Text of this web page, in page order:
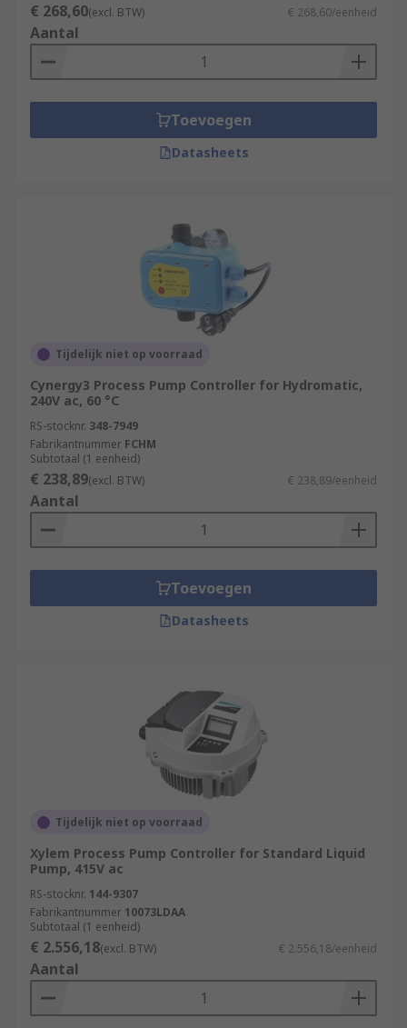
€ 268,60(excl. BTW) € 268,60/eenheid
Aantal
Toevoegen
Datasheets
Tijdelijk niet op voorraad
Cynergy3 Process Pump Controller for Hydromatic,
240V ac, 60 °C
RS-stocknr. 348-7949
Fabrikantnummer FCHM
Subtotaal (1 eenheid)
€ 238,89(excl. BTW) € 238,89/eenheid
Aantal
Toevoegen
Datasheets
Tijdelijk niet op voorraad
Xylem Process Pump Controller for Standard Liquid
Pump, 415V ac
RS-stocknr. 144-9307
Fabrikantnummer 10073LDAA
Subtotaal (1 eenheid)
€ 2.556,18(excl. BTW) € 2.556,18/eenheid
Aantal